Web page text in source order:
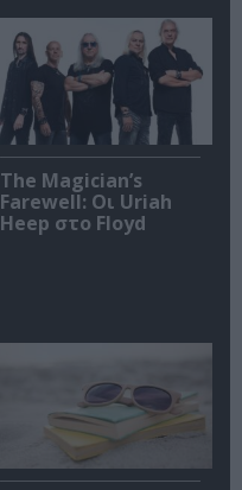
The Magician’s
Farewell: Οι Uriah
Heep στο Floyd